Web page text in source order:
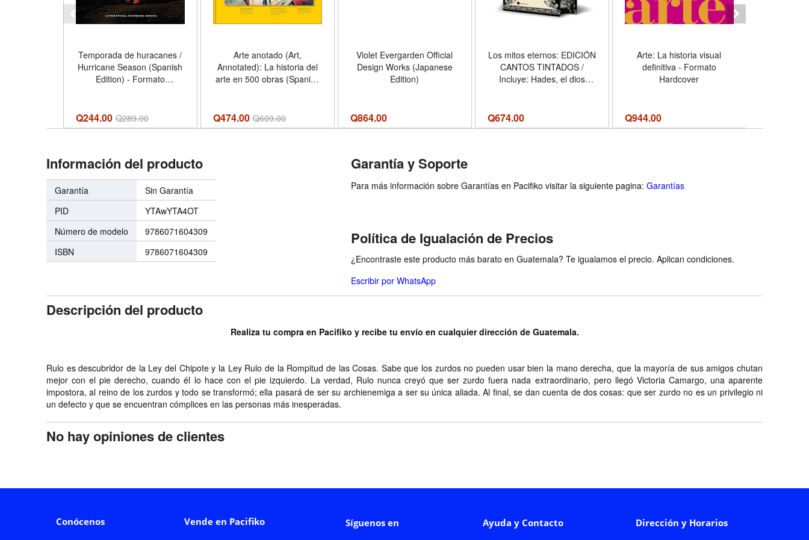
Temporada de huracanes /
Hurricane Season (Spanish
Edition) - Formato
Q244.00 Q289.00
Arte anotado (Art,
Annotated): La historia del
arte en 500 obras (Spanish
Q474.00 Q609.00
Violet Evergarden Official
Design Works (Japanese
Edition)
Q864.00
Los mitos eternos: EDICIÓN
CANTOS TINTADOS /
Incluye: Hades, el dios
Sísifo, el hombre que
engañó a la muerte -
Q674.00
Arte: La historia visual
definitiva - Formato
Hardcover
Q944.00
Información del producto
Garantía
Sin Garantía
PID
YTAwYTA4OT
Número de modelo
9786071604309
ISBN
9786071604309
Garantía y Soporte
Para más información sobre Garantías en Pacifiko visitar la siguiente pagina: Garantías
Política de Igualación de Precios
¿Encontraste este producto más barato en Guatemala? Te igualamos el precio. Aplican condiciones.
Escribir por WhatsApp
Descripción del producto
Realiza tu compra en Pacifiko y recibe tu envío en cualquier dirección de Guatemala.
Rulo es descubridor de la Ley del Chipote y la Ley Rulo de la Rompitud de las Cosas. Sabe que los zurdos no pueden usar bien la mano derecha, que la mayoría de sus amigos chutan
mejor con el pie derecho, cuando él lo hace con el pie izquierdo. La verdad, Rulo nunca creyó que ser zurdo fuera nada extraordinario, pero llegó Victoria Camargo, una aparente
impostora, al reino de los zurdos y todo se transformó; ella pasará de ser su archienemiga a ser su única aliada. Al final, se dan cuenta de dos cosas: que ser zurdo no es un privilegio ni
un defecto y que se encuentran cómplices en las personas más inesperadas.
No hay opiniones de clientes
Conócenos Vende en Pacifiko Síguenos en Ayuda y Contacto
Dirección y Horarios